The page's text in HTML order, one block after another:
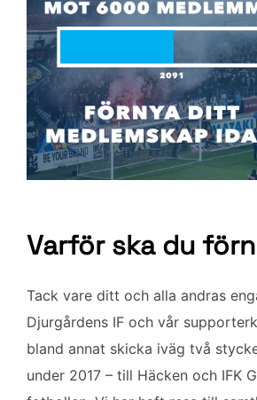
Varför ska du
Tack vare ditt och alla andras
Djurgårdens IF och vår
bland annat skicka iväg två
under 2017 – till Häcken och IFK